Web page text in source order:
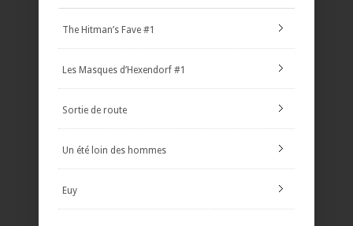
The Hitman’s Fave #1
Les Masques d’Hexendorf #1
Sortie de route
Un été loin des hommes
Euy